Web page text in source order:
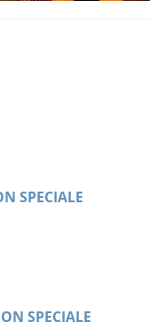
SPECIALE
SPECIALE